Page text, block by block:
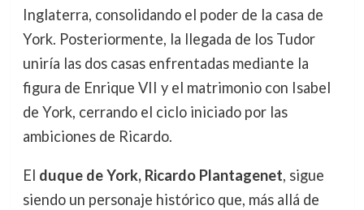
Inglaterra, consolidando el poder de la casa de
York. Posteriormente, la llegada de los Tudor
uniría las dos casas enfrentadas mediante la
figura de Enrique VII y el matrimonio con Isabel
de York, cerrando el ciclo iniciado por las
ambiciones de Ricardo.
El duque de York, Ricardo Plantagenet, sigue
siendo un personaje histórico que, más allá de